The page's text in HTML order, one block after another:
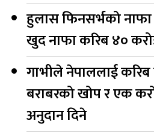
हुलास फिनसर्भको
खुद नाफा करिब ४०
गाभीले नेपाललाई
बराबरको खोप र एक
अनुदान दिने